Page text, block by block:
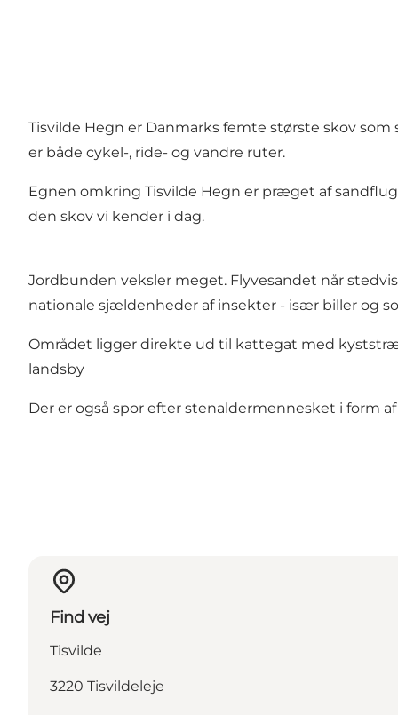
Tisvilde Hegn er Danmarks femte største skov
er både cykel-, ride- og vandre ruter.
Egnen omkring Tisvilde Hegn er præget af
den skov vi kender i dag.
Jordbunden veksler meget. Flyvesandet når
nationale sjældenheder af insekter - især biller og
Området ligger direkte ud til kattegat med
landsby
Der er også spor efter stenaldermennesket i form
Find vej
Tisvilde
3220 Tisvildeleje